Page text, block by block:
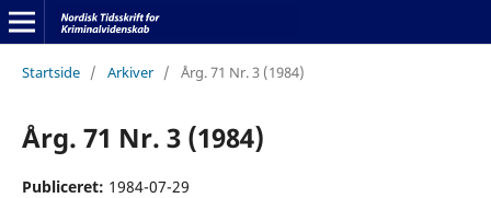
Startside / Arkiver / Årg. 71 Nr. 3 (1984)
Årg. 71 Nr. 3 (1984)
Publiceret: 1984-07-29